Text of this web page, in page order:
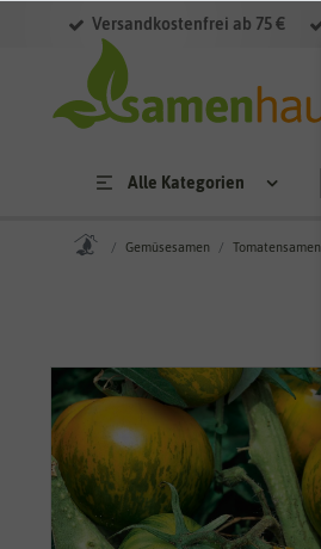
Versandkostenfrei ab 75 €
Alle Kategorien
Gemüsesamen Tomatensamen